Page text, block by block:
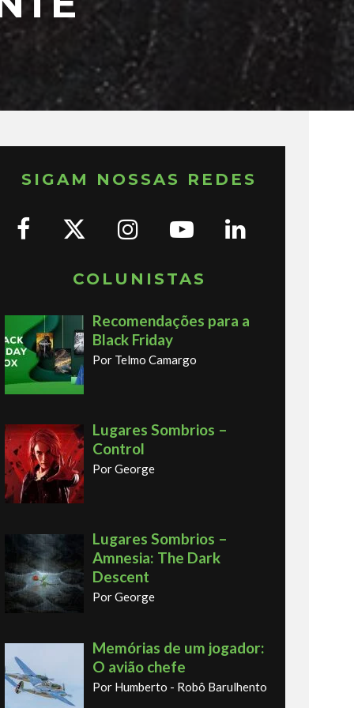
SIGAM NOSSAS REDES
COLUNISTAS
Recomendações para a
Black Friday
Por Telmo Camargo
Lugares Sombrios –
Control
Por George
Lugares Sombrios –
Amnesia: The Dark
Descent
Por George
Memórias de um jogador:
O avião chefe
Por Humberto - Robô Barulhento